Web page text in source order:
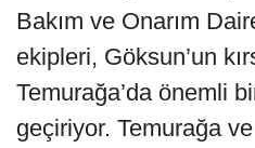
Bakım ve Onarım
ekipleri, Göksun’un
Temurağa’da önemli
geçiriyor. Temurağa